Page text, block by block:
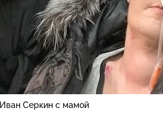
Иван Серкин с мамой